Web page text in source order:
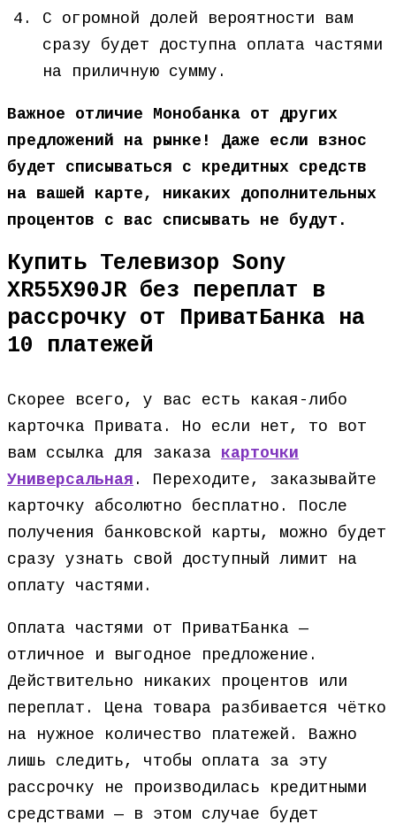
С огромной долей вероятности вам
сразу будет доступна оплата частями
на приличную сумму.
Важное отличие Монобанка от других
предложений на рынке! Даже если взнос
будет списываться с кредитных средств
на вашей карте, никаких дополнительных
процентов с вас списывать не будут.
Купить Телевизор Sony
XR55X90JR без переплат в
рассрочку от ПриватБанка на
10 платежей
Скорее всего, у вас есть какая-либо
карточка Привата. Но если нет, то вот
вам ссылка для заказа карточки
Универсальная . Переходите, заказывайте
карточку абсолютно бесплатно. После
получения банковской карты, можно будет
сразу узнать свой доступный лимит на
оплату частями.
Оплата частями от ПриватБанка —
отличное и выгодное предложение.
Действительно никаких процентов или
переплат. Цена товара разбивается чётко
на нужное количество платежей. Важно
лишь следить, чтобы оплата за эту
рассрочку не производилась кредитными
средствами — в этом случае будет